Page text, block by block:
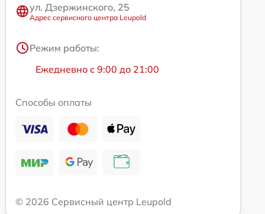
ул. Дзержинского, 25
Адрес сервисного центра Leupold
Режим работы:
Ежедневно с 9:00 до 21:00
Способы оплаты
© 2026 Сервисный центр Leupold